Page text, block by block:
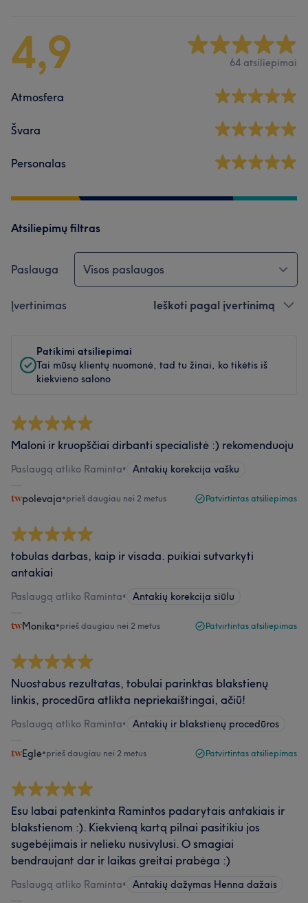
4,9 64 atsiliepimai
Atmosfera
Švara
Personalas
Atsiliepimų filtras
Paslauga Visos paslaugos
Įvertinimas Ieškoti pagal įvertinimą
Patikimi atsiliepimai
Tai mūsų klientų nuomonė, tad tu žinai, ko tikėtis iš
kiekvieno salono
Maloni ir kruopščiai dirbanti specialistė :) rekomenduoju
Paslaugą atliko Raminta• Antakių korekcija vašku
polevaja•prieš daugiau nei 2 metus Patvirtintas atsiliepimas
tobulas darbas, kaip ir visada. puikiai sutvarkyti
antakiai
Paslaugą atliko Raminta• Antakių korekcija siūlu
Monika•prieš daugiau nei 2 metus Patvirtintas atsiliepimas
Nuostabus rezultatas, tobulai parinktas blakstienų
linkis, procedūra atlikta nepriekaištingai, ačiū!
Paslaugą atliko Raminta• Antakių ir blakstienų procedūros
Eglė•prieš daugiau nei 2 metus Patvirtintas atsiliepimas
Esu labai patenkinta Ramintos padarytais antakiais ir
blakstienom :). Kiekvieną kartą pilnai pasitikiu jos
sugebėjimais ir nelieku nusivylusi. O smagiai
bendraujant dar ir laikas greitai prabėga :)
Paslaugą atliko Raminta• Antakių dažymas Henna dažais